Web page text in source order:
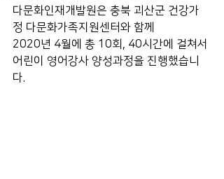
다문화인재개발원은 충북 괴산군 건강가
정 다문화가족지원센터와 함께
2020년 4월에 총 10회, 40시간에 걸쳐서
어린이 영어강사 양성과정을 진행했습니
다.